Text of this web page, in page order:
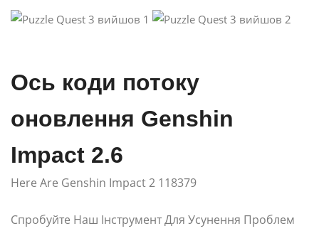
Ось коди потоку
оновлення Genshin
Impact 2.6
Here Are Genshin Impact 2 118379
Спробуйте Наш Інструмент Для Усунення Проблем